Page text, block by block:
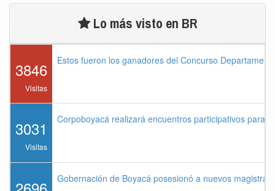
Lo más visto en BR
3846
Visitas
Estos fueron los ganadores del Concurso
3031
Visitas
Corpoboyacá realizará encuentros participativos para
Gobernación de Boyacá posesionó a nuevos